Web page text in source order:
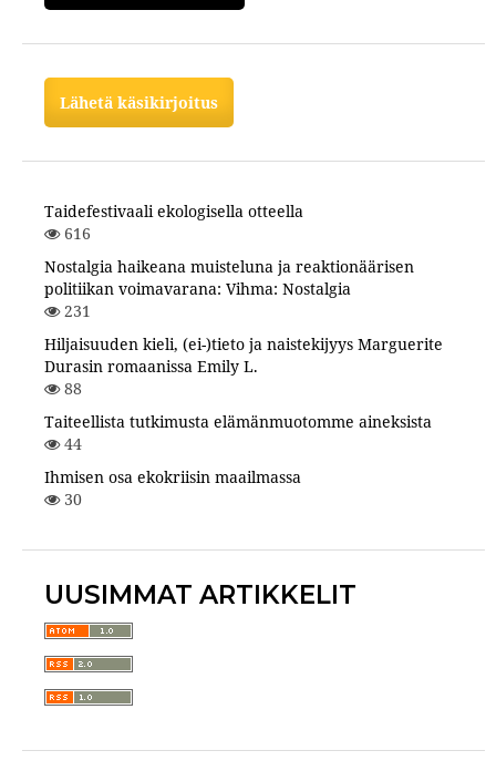
Lähetä käsikirjoitus
Taidefestivaali ekologisella otteella
616
Nostalgia haikeana muisteluna ja reaktionäärisen
politiikan voimavarana: Vihma: Nostalgia
231
Hiljaisuuden kieli, (ei-)tieto ja naistekijyys Marguerite
Durasin romaanissa Emily L.
88
Taiteellista tutkimusta elämänmuotomme aineksista
44
Ihmisen osa ekokriisin maailmassa
30
UUSIMMAT ARTIKKELIT